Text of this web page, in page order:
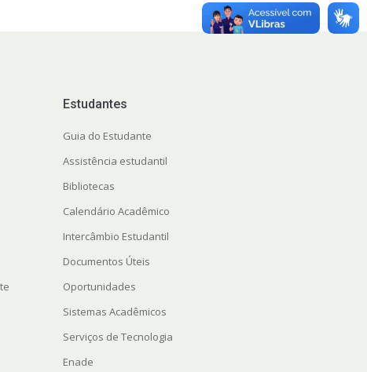
Estudantes
Guia do Estudante
Assistência estudantil
Bibliotecas
Calendário Acadêmico
Intercâmbio Estudantil
Documentos Úteis
Oportunidades
Sistemas Acadêmicos
Serviços de Tecnologia
Enade